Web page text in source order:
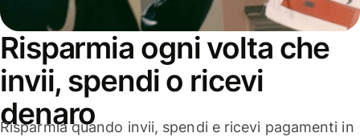
Risparmia ogni volta che
invii, spendi o ricevi
denaro
Risparmia quando invii, spendi e ricevi pagamenti in